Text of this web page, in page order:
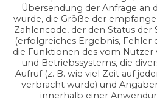
Übersendung der Anfrage an
wurde, die Größe der
Zahlencode, der den Status
(erfolgreiches Ergebnis, Fehler
die Funktionen des vom
und Betriebssystems, die
Aufruf (z. B. wie viel Zeit auf
verbracht wurde) und
innerhalb einer